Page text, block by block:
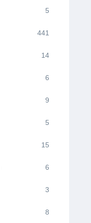
5
441
14
6
9
5
15
6
3
8